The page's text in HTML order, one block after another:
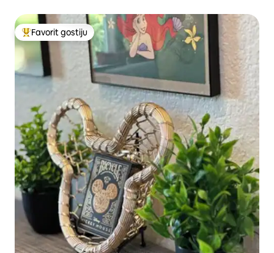
Glavni favorit gostiju
Favorit gostiju